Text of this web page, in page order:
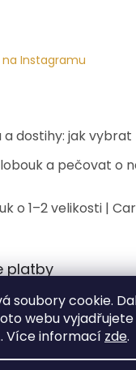
soubory cookie.
webu vyjadřujete
Více informací zde.
Instagramu
dostihy: jak
a pečovat o
o 1–2 velikosti |
platby